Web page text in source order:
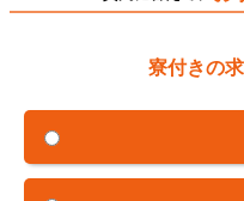
寮付きの